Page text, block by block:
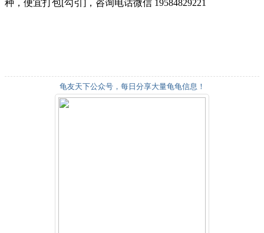
种，便宜打包[勾引]，咨询电话微信 19584829221
龟友天下公众号，每日分享大量龟龟信息！